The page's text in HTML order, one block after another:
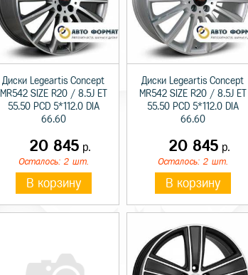
Диски Legeartis Concept
MR542 SIZE R20 / 8.5J ET
55.50 PCD 5*112.0 DIA
66.60
20 845 р.
Осталось: 2 шт.
В корзину
Диски Legeartis Concept
MR542 SIZE R20 / 8.5J ET
55.50 PCD 5*112.0 DIA
66.60
20 845 р.
Осталось: 2 шт.
В корзину